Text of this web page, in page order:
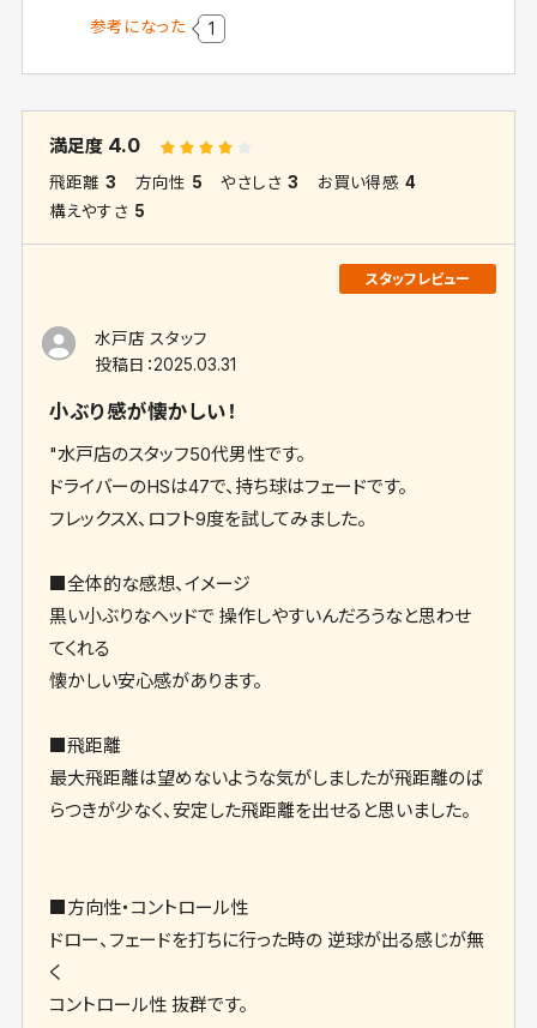
参考になった 1
満足度 4.0
飛距離 3 方向性 5 やさしさ 3 お買い得感 4
構えやすさ 5
水戸店 スタッフ
投稿日：2025.03.31
小ぶり感が懐かしい！
"水戸店のスタッフ50代男性です。
ドライバーのHSは47で、持ち球はフェードです。
フレックスX、ロフト9度を試してみました。
■全体的な感想、イメージ
黒い小ぶりなヘッドで 操作しやすいんだろうなと思わせ
てくれる
懐かしい安心感があります。
■飛距離
最大飛距離は望めないような気がしましたが飛距離のば
らつきが少なく、安定した飛距離を出せると思いました。
■方向性・コントロール性
ドロー、フェードを打ちに行った時の 逆球が出る感じが無
く
コントロール性 抜群です。